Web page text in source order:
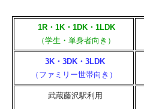
1R・1K・1DK・1LDK
（学生・単身者向き）
3K・3DK・3LDK
（ファミリー世帯向き）
武蔵藤沢駅利用